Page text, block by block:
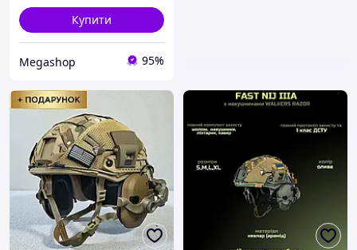
Купити
Megashop 95%